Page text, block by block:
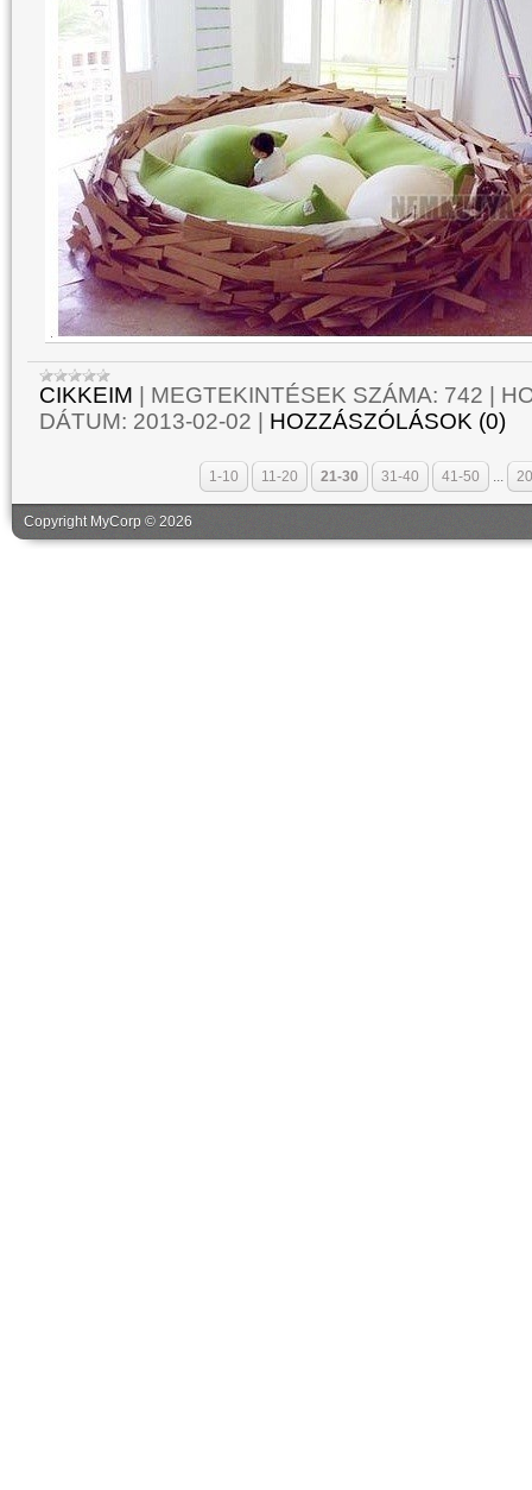
CIKKEIM MEGTEKINTÉSEK SZÁMA: 742
DÁTUM: 2013-02-02 HOZZÁSZÓLÁSOK (0)
1-10 11-20 21-30 31-40 41-50 ...
Copyright MyCorp © 2026